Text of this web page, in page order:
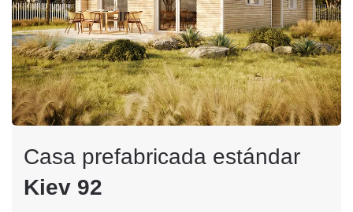
Casa prefabricada estándar
Kiev 92